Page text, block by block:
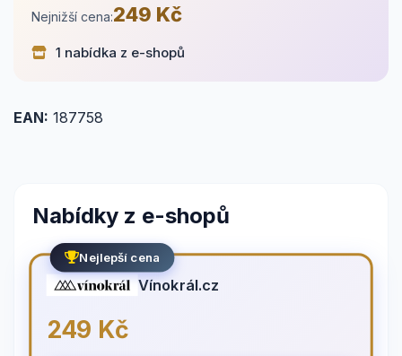
Nejnižší cena:249 Kč
1 nabídka z e-shopů
EAN: 187758
Nabídky z e-shopů
Nejlepší cena
Vínokrál.cz
249 Kč